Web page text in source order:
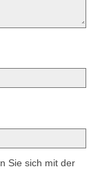
Sie sich mit der